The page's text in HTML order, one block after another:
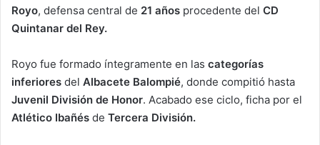
Royo, defensa central de 21 años procedente del CD
Quintanar del Rey.
Royo fue formado íntegramente en las categorías
inferiores del Albacete Balompié, donde compitió hasta
Juvenil División de Honor. Acabado ese ciclo, ficha por el
Atlético Ibañés de Tercera División.